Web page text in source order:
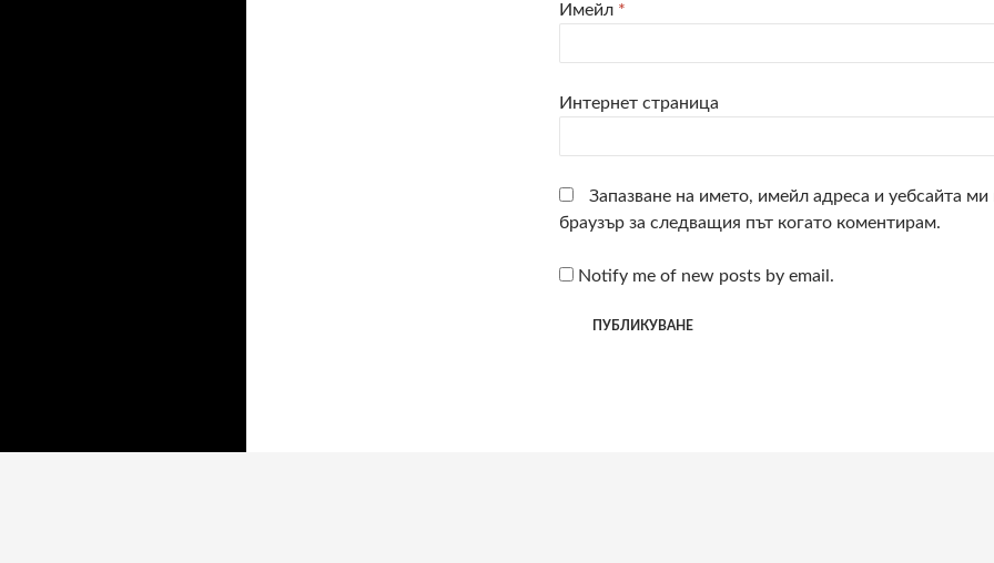
Имейл *
Интернет страница
Запазване на името, имейл адреса и уебсайта ми
браузър за следващия път когато коментирам.
Notify me of new posts by email.